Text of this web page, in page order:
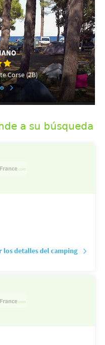
Corse (2B)
a su búsqueda
los detalles del camping